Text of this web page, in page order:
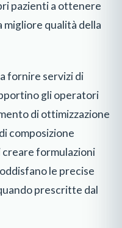
pazienti a ottenere
migliore qualità della
fornire servizi di
gli operatori
di ottimizzazione
composizione
creare formulazioni
le precise
prescritte dal